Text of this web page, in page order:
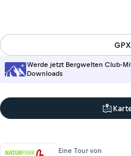
Werde jetzt Bergwelten Club-
Downloads
Eine Tour von